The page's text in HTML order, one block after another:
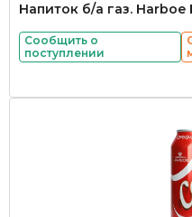
Напиток б/а газ. Harboe
Сообщить о
поступлении